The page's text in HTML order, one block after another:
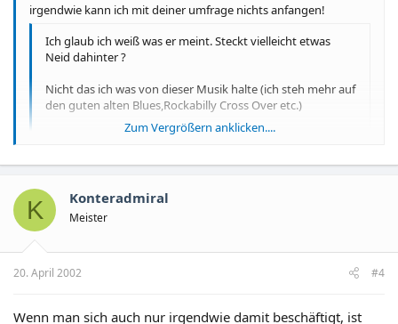
irgendwie kann ich mit deiner umfrage nichts anfangen!
Ich glaub ich weiß was er meint. Steckt vielleicht etwas
Neid dahinter ?
Nicht das ich was von dieser Musik halte (ich steh mehr auf
den guten alten Blues,Rockabilly Cross Over etc.)
Aber ohne dieseMEGAgroße Werbetrommel würden die
spielen,genau wie die kleine Schlager Tussi von Bohlen.PR
interessieren wen der Alex Jolig f.... ? wenn er nicht in der
Presse wäre ?...Geschweige den die Dumpfbacke Jannie.
Oder wie schreibt man sie ? ..
Peace.
Zum Vergrößern anklicken....
K Konteradmiral
Meister
20. April 2002 #4
Wenn man sich auch nur irgendwie damit beschäftigt, ist